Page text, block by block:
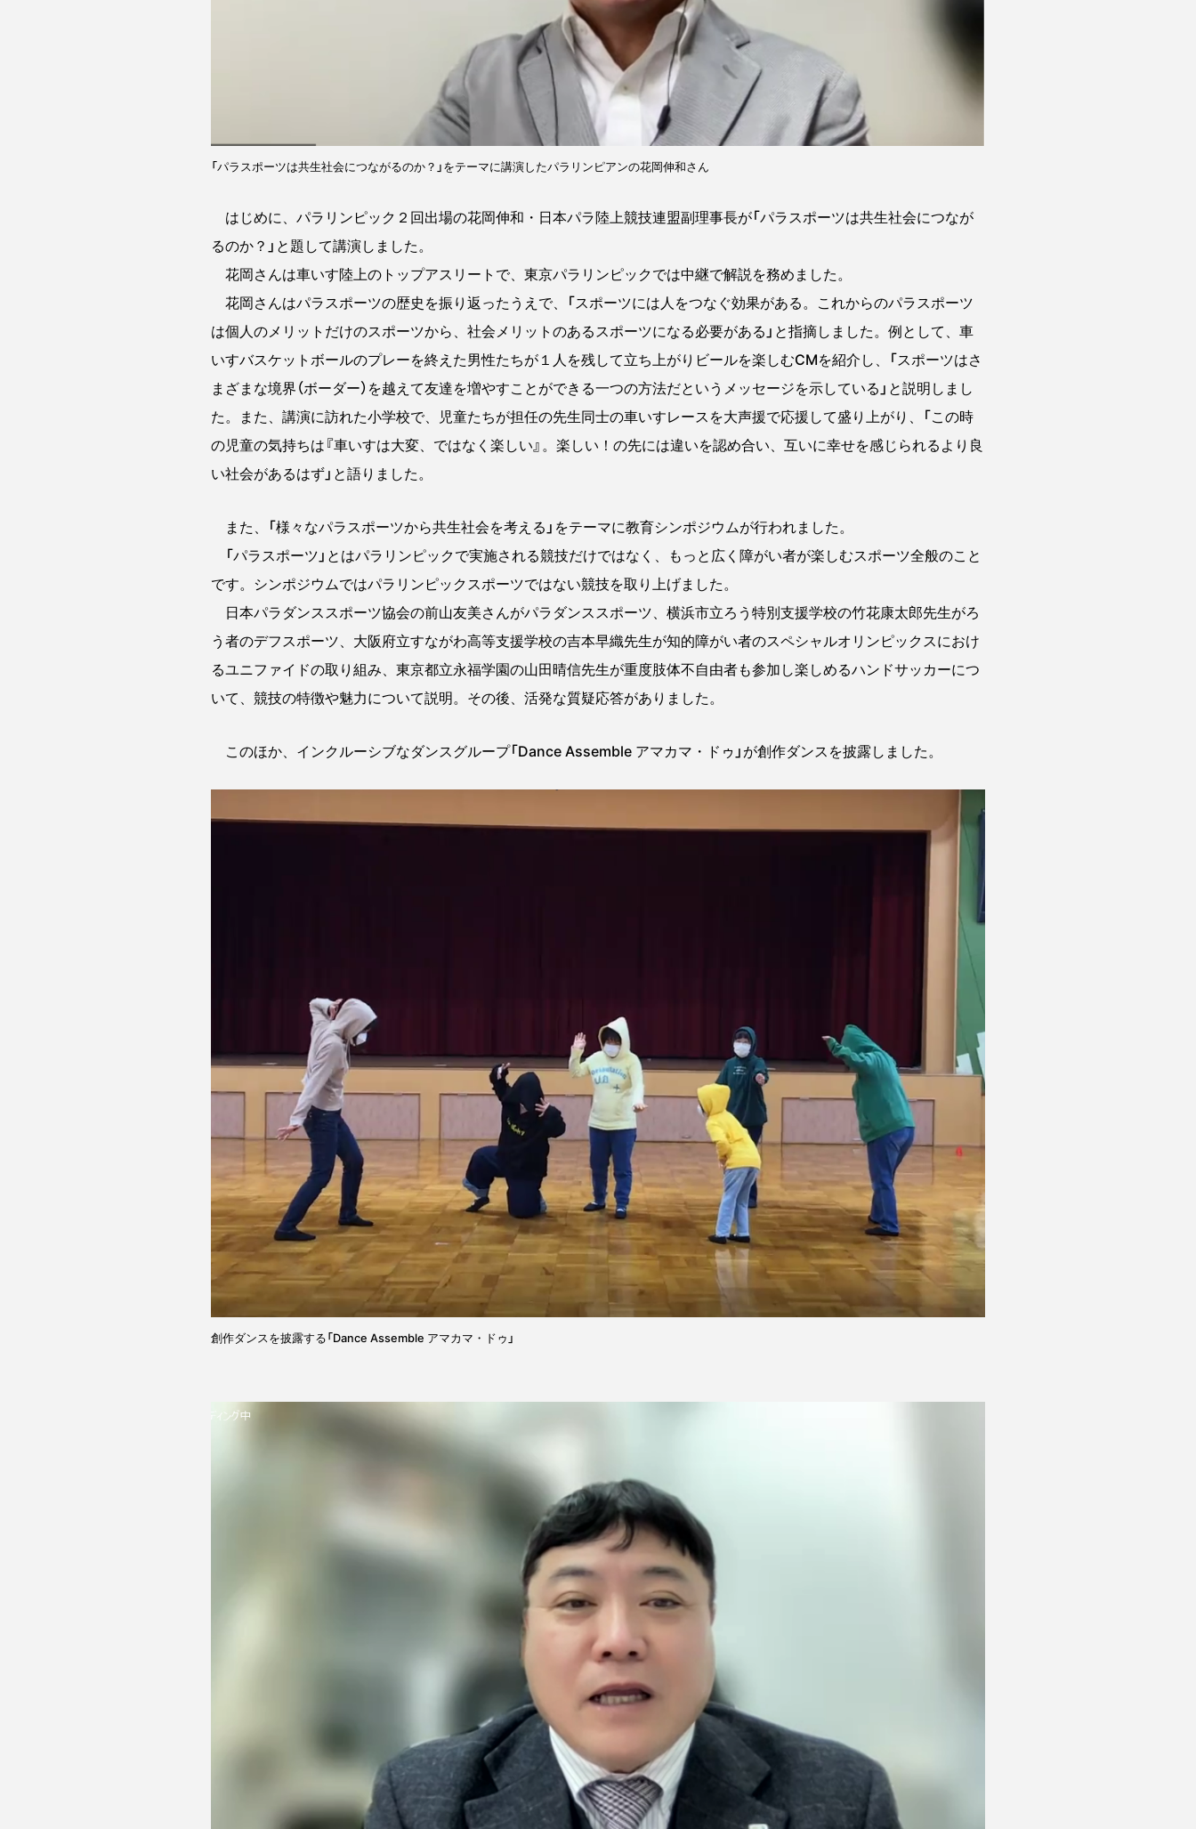
「パラスポーツは共生社会につながるのか？」をテーマに講演したパラリンピアンの花岡伸和さん
はじめに、パラリンピック２回出場の花岡伸和・日本パラ陸上競技連盟副理事長が「パラスポーツは共生社会につなが
るのか？」と題して講演しました。
花岡さんは車いす陸上のトップアスリートで、東京パラリンピックでは中継で解説を務めました。
花岡さんはパラスポーツの歴史を振り返ったうえで、「スポーツには人をつなぐ効果がある。これからのパラスポーツ
は個人のメリットだけのスポーツから、社会メリットのあるスポーツになる必要がある」と指摘しました。例として、車
いすバスケットボールのプレーを終えた男性たちが１人を残して立ち上がりビールを楽しむCMを紹介し、「スポーツはさ
まざまな境界（ボーダー）を越えて友達を増やすことができる一つの方法だというメッセージを示している」と説明しまし
た。また、講演に訪れた小学校で、児童たちが担任の先生同士の車いすレースを大声援で応援して盛り上がり、「この時
の児童の気持ちは『車いすは大変、ではなく楽しい』。楽しい！の先には違いを認め合い、互いに幸せを感じられるより良
い社会があるはず」と語りました。
また、「様々なパラスポーツから共生社会を考える」をテーマに教育シンポジウムが行われました。
「パラスポーツ」とはパラリンピックで実施される競技だけではなく、もっと広く障がい者が楽しむスポーツ全般のこと
です。シンポジウムではパラリンピックスポーツではない競技を取り上げました。
日本パラダンススポーツ協会の前山友美さんがパラダンススポーツ、横浜市立ろう特別支援学校の竹花康太郎先生がろ
う者のデフスポーツ、大阪府立すながわ高等支援学校の吉本早織先生が知的障がい者のスペシャルオリンピックスにおけ
るユニファイドの取り組み、東京都立永福学園の山田晴信先生が重度肢体不自由者も参加し楽しめるハンドサッカーにつ
いて、競技の特徴や魅力について説明。その後、活発な質疑応答がありました。
このほか、インクルーシブなダンスグループ「Dance Assemble アマカマ・ドゥ」が創作ダンスを披露しました。
創作ダンスを披露する「Dance Assemble アマカマ・ドゥ」